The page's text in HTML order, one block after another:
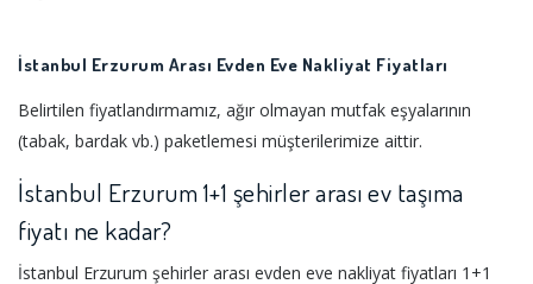
İstanbul Erzurum Arası Evden Eve Nakliyat Fiyatları
Belirtilen fiyatlandırmamız, ağır olmayan mutfak eşyalarının
(tabak, bardak vb.) paketlemesi müşterilerimize aittir.
İstanbul Erzurum 1+1 şehirler arası ev taşıma
fiyatı ne kadar?
İstanbul Erzurum şehirler arası evden eve nakliyat fiyatları 1+1